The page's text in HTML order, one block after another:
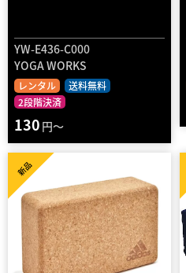
YW-E436-C000
YOGA WORKS
レンタル
送料無料
2段階決済
130 円～
新品